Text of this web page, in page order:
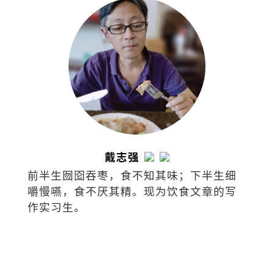
戴志强
前半生囫囵吞枣，食不知其味；下半生细
嚼慢嚥，食不厌其精。现为饮食文章的写
作实习生。